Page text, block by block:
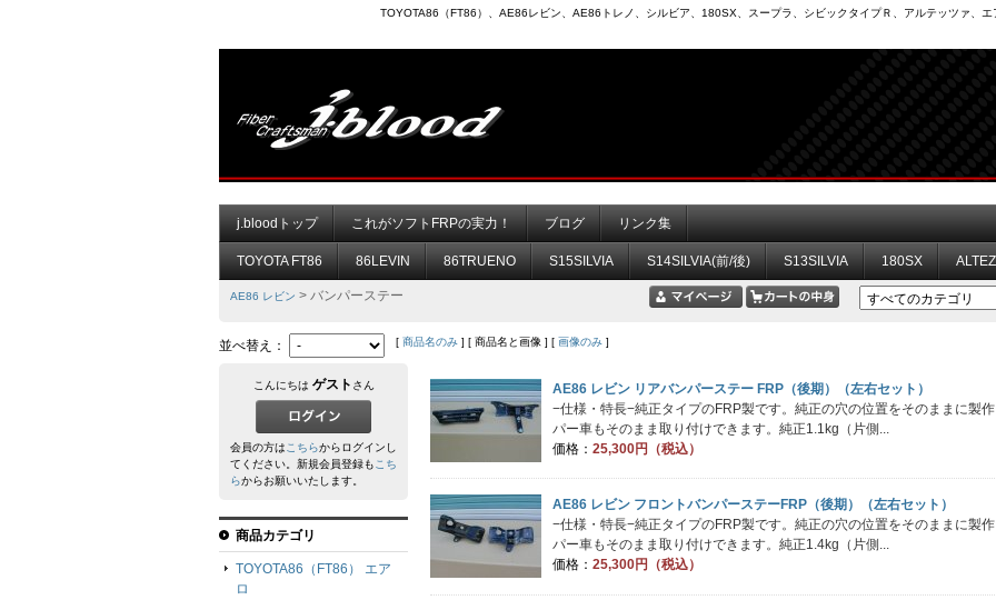
TOYOTA86（FT86）、AE86レビン、AE86トレノ、シルビア、180SX、スープラ、シビックタイプＲ、アルテッツァ、エ
j.bloodトップ これがソフトFRPの実力！ ブログ リンク集
TOYOTA FT86 86LEVIN 86TRUENO S15SILVIA S14SILVIA(前/後) S13SILVIA 180SX
AE86 レビン > バンパーステー
並べ替え： [ 商品名のみ ] [ 商品名と画像 ] [ 画像のみ ]
AE86 レビン リアバンパーステー FRP（後期）（左右セット）
−仕様・特長−純正タイプのFRP製です。純正の穴の位置をそのままに製
パー車もそのまま取り付けできます。純正1.1kg（片側...
価格： 25,300円（税込）
AE86 レビン フロントバンパーステーFRP（後期）（左右セット）
−仕様・特長−純正タイプのFRP製です。純正の穴の位置をそのままに製
パー車もそのまま取り付けできます。純正1.4kg（片側...
価格： 25,300円（税込）
こんにちは ゲスト さん
会員の方はこちらからログインし
てください。新規会員登録もこち
らからお願いいたします。
商品カテゴリ
TOYOTA86（FT86） エア
ロ